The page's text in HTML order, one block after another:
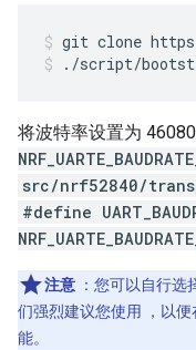
git clone
./script/
将波特率设置为
src/nrf52840/
#define
注意 ：您可以自行选
们强烈建议您使用 ，以
能。